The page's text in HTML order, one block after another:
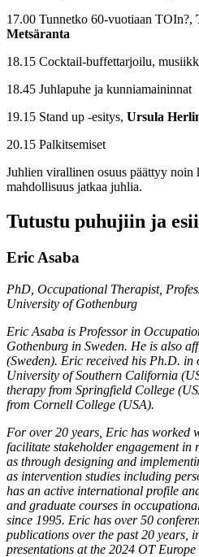
17.00 Tunnetko 60-vuotiaan TOIn?,
Metsäranta
18.15 Cocktail-buffettarjoilu,
18.45 Juhlapuhe ja kunniamaininnat
19.15 Stand up -esitys, Ursula
20.15 Palkitsemiset
Juhlien virallinen osuus päättyy
mahdollisuus jatkaa juhlia.
Tutustu puhujiin ja
Eric Asaba
PhD, Occupational Therapist,
University of Gothenburg
Eric Asaba is Professor in
Gothenburg in Sweden. He is also
(Sweden). Eric received his Ph.D. in
University of Southern California
therapy from Springfield College
from Cornell College (USA).
For over 20 years, Eric has worked
facilitate stakeholder engagement in
as through designing and
as intervention studies including
has an active international profile
and graduate courses in
since 1995. Eric has over 50
publications over the past 20 years,
presentations at the 2024 OT Europe